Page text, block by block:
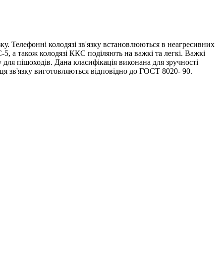
Телефонні колодязі зв'язку встановлюються в неагресивних
а також колодязі ККС поділяють на важкі та легкі. Важкі
пішоходів. Дана класифікація виконана для зручності
зв'язку виготовляються відповідно до ГОСТ 8020- 90.